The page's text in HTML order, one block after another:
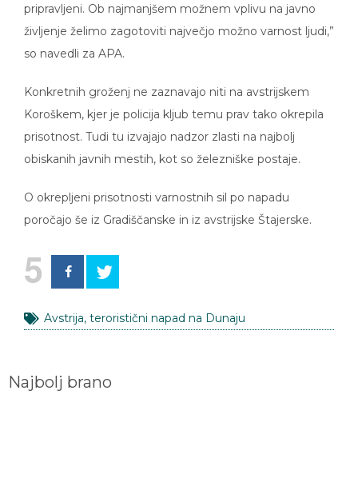
pripravljeni. Ob najmanjšem možnem vplivu na javno
življenje želimo zagotoviti največjo možno varnost ljudi,”
so navedli za APA.
Konkretnih groženj ne zaznavajo niti na avstrijskem
Koroškem, kjer je policija kljub temu prav tako okrepila
prisotnost. Tudi tu izvajajo nadzor zlasti na najbolj
obiskanih javnih mestih, kot so železniške postaje.
O okrepljeni prisotnosti varnostnih sil po napadu
poročajo še iz Gradiščanske in iz avstrijske Štajerske.
5
Avstrija, teroristični napad na Dunaju
Najbolj brano